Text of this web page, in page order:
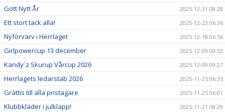
Gott Nytt År 2025-12-31 08:28
Ett stort tack alla! 2025-12-23 06:36
Nyförvärv i Herrlaget 2025-12-18 06:56
Girlpowercup 13 december 2025-12-09 09:53
Kandy´z Skurup Vårcup 2026 2025-12-09 09:27
Herrlagets ledarstab 2026 2025-11-25 06:35
Grattis till alla pristagare 2025-11-25 06:01
Klubbkläder i julklapp! 2025-11-21 08:29